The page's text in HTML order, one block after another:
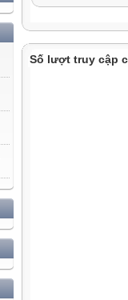
Số lượt truy cập